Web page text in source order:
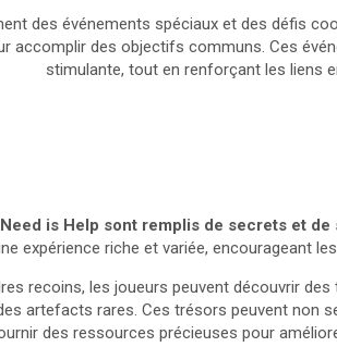
des événements spéciaux et des défis
accomplir des objectifs communs. Ces
stimulante, tout en renforçant les liens
is Help sont remplis de secrets et de
expérience riche et variée, encourageant
recoins, les joueurs peuvent découvrir
artefacts rares. Ces trésors peuvent non
des ressources précieuses pour